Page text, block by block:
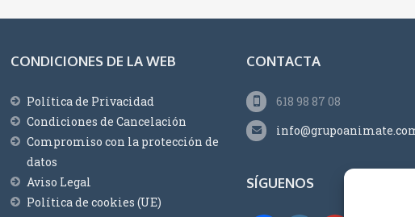
CONDICIONES DE LA WEB
Política de Privacidad
Condiciones de Cancelación
Compromiso con la protección de
datos
Aviso Legal
Política de cookies (UE)
CONTACTA
618 98 87 08
SÍGUENOS